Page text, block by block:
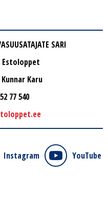
SARI
Estoloppet
Karu
77 540
Instagram YouTube